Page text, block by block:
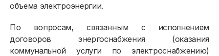
объема электроэнергии.
По вопросам, связанным с исполнением
договоров энергоснабжения (оказания
коммунальной услуги по электроснабжению)